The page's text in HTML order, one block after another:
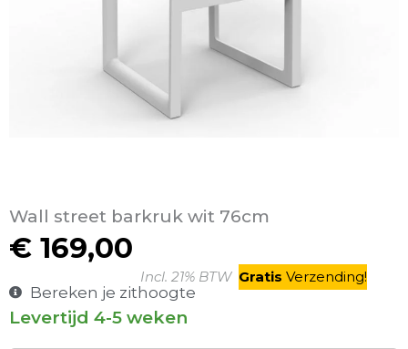
Wall street barkruk wit 76cm
€ 169,00
Incl. 21% BTW Gratis Verzending!
Bereken je zithoogte
Levertijd 4-5 weken